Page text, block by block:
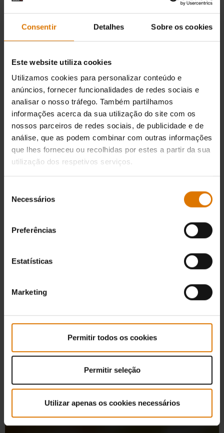
Consentir Detalhes Sobre os cookies
Este website utiliza cookies
Utilizamos cookies para personalizar conteúdo e
anúncios, fornecer funcionalidades de redes sociais e
analisar o nosso tráfego. Também partilhamos
informações acerca da sua utilização do site com os
nossos parceiros de redes sociais, de publicidade e de
análise, que as podem combinar com outras informações
que lhes forneceu ou recolhidas por estes a partir da sua
utilização dos respetivos serviços.
Necessários
Preferências
Estatísticas
Marketing
Permitir todos os cookies
Permitir seleção
Utilizar apenas os cookies necessários